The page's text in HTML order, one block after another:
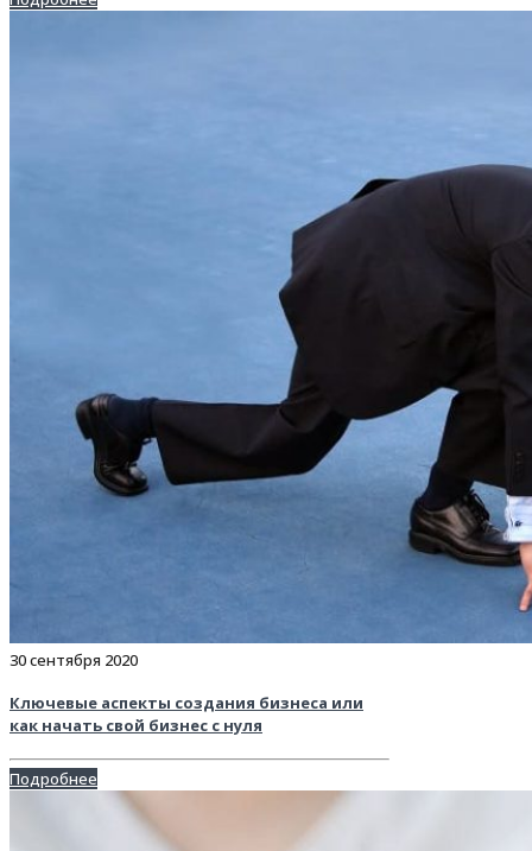
30 сентября 2020
Ключевые аспекты создания бизнеса или
как начать свой бизнес с нуля
Подробнее